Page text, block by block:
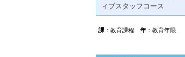
ィブスタッフコース
課 ：教育課程 年 ：教育年限